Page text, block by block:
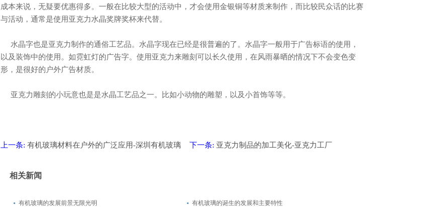
成本来说，无疑要优惠得多。一般在比较大型的活动中，才会使用金银铜等材质来制作，而比较民众话的比赛
与活动，通常是使用亚克力水晶奖牌奖杯来代替。
水晶字也是亚克力制作的通俗工艺品。水晶字现在已经是很普遍的了。水晶字一般用于广告标语的使用，
以及装饰中的使用。如霓虹灯的广告字。使用亚克力来雕刻可以长久使用，在风雨暴晒的情况下不会变色变
形，是很好的户外广告材质。
亚克力雕刻的小玩意也是是水晶工艺品之一。比如小动物的雕塑，以及小首饰等等。
上一条: 有机玻璃材料在户外的广泛应用-深圳有机玻璃 下一条: 亚克力制品的加工美化-亚克力工厂
相关新闻
有机玻璃的发展前景无限光明
有机玻璃的诞生的发展和主要特性